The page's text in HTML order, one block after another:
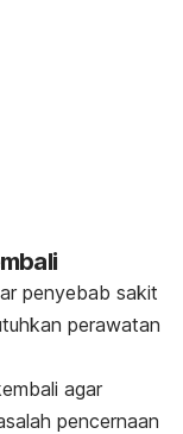
penyebab sakit
perawatan
agar
pencernaan